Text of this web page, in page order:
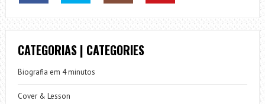
CATEGORIAS | CATEGORIES
Biografia em 4 minutos
Cover & Lesson